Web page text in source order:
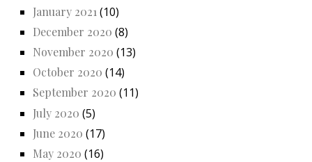
January 2021 (10)
December 2020 (8)
November 2020 (13)
October 2020 (14)
September 2020 (11)
July 2020 (5)
June 2020 (17)
May 2020 (16)